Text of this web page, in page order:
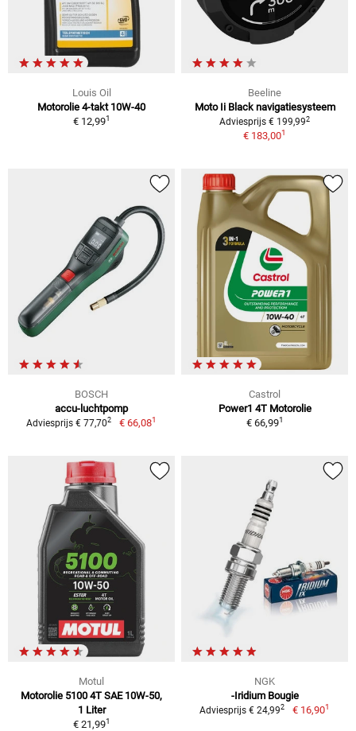
Louis Oil
Motorolie 4-takt 10W-40
€ 12,991
Beeline
Moto Ii Black navigatiesysteem
Adviesprijs € 199,992
€ 183,001
BOSCH
accu-luchtpomp
Adviesprijs € 77,702 € 66,081
Castrol
Power1 4T Motorolie
€ 66,991
Motul
Motorolie 5100 4T SAE 10W-50,
1 Liter
€ 21,991
NGK
-Iridium Bougie
Adviesprijs € 24,992 € 16,901